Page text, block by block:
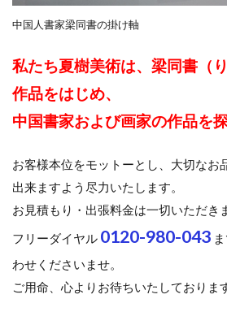
中国人書家梁同書の掛け軸
私たち夏樹美術は、梁同書（
作品をはじめ、
中国書家および画家の作品を
お客様本位をモットーとし、大切なお
出来ますよう尽力いたします。
お見積もり・出張料金は一切いただき
フリーダイヤル 0120-980-043
わせくださいませ。
ご用命、心よりお待ちいたしておりま